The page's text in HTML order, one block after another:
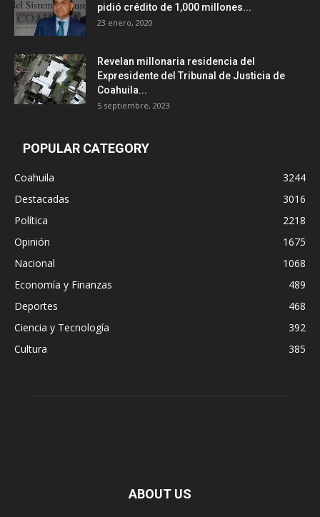
pidió crédito de 1,000 millones...
23 enero, 2020
Revelan millonaria residencia del
Expresidente del Tribunal de Justicia de
Coahuila...
5 septiembre, 2023
POPULAR CATEGORY
Coahuila
3244
Destacadas
3016
Política
2218
Opinión
1675
Nacional
1068
Economía y Finanzas
489
Deportes
468
Ciencia y Tecnología
392
Cultura
385
ABOUT US